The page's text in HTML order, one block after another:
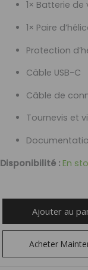
1× Batterie
1× Paire
Protection
Câble USB-C
Câble de
Tournevis et
Disponibilité : En
Acheter
Ajouter au